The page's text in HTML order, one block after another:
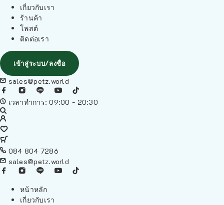
เกี่ยวกับเรา
ร้านค้า
โพสต์
ติดต่อเรา
เข้าสู่ระบบ/ลงชื่อ
sales@petz.world
เวลาทำการ: 09:00 - 20:30
084 804 7286
sales@petz.world
หน้าหลัก
เกี่ยวกับเรา